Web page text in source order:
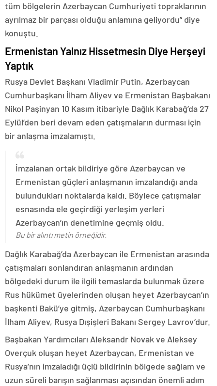
tüm bölgelerin Azerbaycan Cumhuriyeti topraklarının
ayrılmaz bir parçası olduğu anlamına geliyordu” diye
konuştu.
Ermenistan Yalnız Hissetmesin Diye Herşeyi
Yaptık
Rusya Devlet Başkanı Vladimir Putin, Azerbaycan
Cumhurbaşkanı İlham Aliyev ve Ermenistan Başbakanı
Nikol Paşinyan 10 Kasım itibariyle Dağlık Karabağ’da 27
Eylül’den beri devam eden çatışmaların durması için
bir anlaşma imzalamıştı.
İmzalanan ortak bildiriye göre Azerbaycan ve
Ermenistan güçleri anlaşmanın imzalandığı anda
bulundukları noktalarda kaldı. Böylece çatışmalar
esnasında ele geçirdiği yerleşim yerleri
Azerbaycan’ın denetimine geçmiş oldu.
Bu bir alıntı metin örneğidir.
Dağlık Karabağ’da Azerbaycan ile Ermenistan arasında
çatışmaları sonlandıran anlaşmanın ardından
bölgedeki durum ile ilgili temaslarda bulunmak üzere
Rus hükümet üyelerinden oluşan heyet Azerbaycan’ın
başkenti Bakü’ye gitmiş, Azerbaycan Cumhurbaşkanı
İlham Aliyev, Rusya Dışişleri Bakanı Sergey Lavrov’dur.
Başbakan Yardımcıları Aleksandr Novak ve Aleksey
Overçuk oluşan heyet Azerbaycan, Ermenistan ve
Rusya’nın imzaladığı üçlü bildirinin bölgede sağlam ve
uzun süreli barışın sağlanması açısından önemli adım